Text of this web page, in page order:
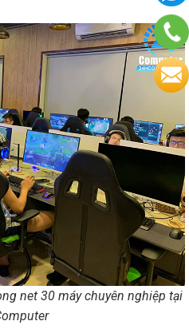
net 30 máy chuyên nghiệp tại